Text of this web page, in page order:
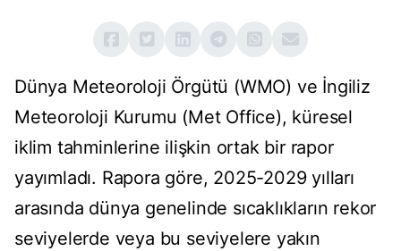
Dünya Meteoroloji Örgütü (WMO) ve İngiliz
Meteoroloji Kurumu (Met Office), küresel
iklim tahminlerine ilişkin ortak bir rapor
yayımladı. Rapora göre, 2025-2029 yılları
arasında dünya genelinde sıcaklıkların rekor
seviyelerde veya bu seviyelere yakın